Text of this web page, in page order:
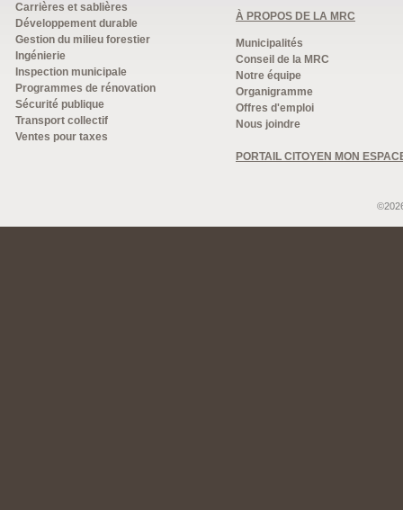
Carrières et sablières
Développement durable
Gestion du milieu forestier
Ingénierie
Inspection municipale
Programmes de rénovation
Sécurité publique
Transport collectif
Ventes pour taxes
À PROPOS DE LA MRC
Municipalités
Conseil de la MRC
Notre équipe
Organigramme
Offres d'emploi
Nous joindre
PORTAIL CITOYEN MON